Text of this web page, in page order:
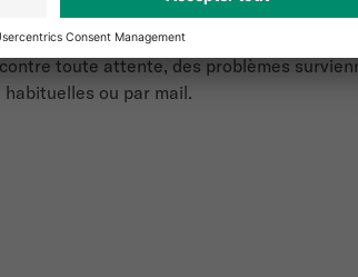
pour ces désagréments.
toute attente, des problèmes
ou par mail.